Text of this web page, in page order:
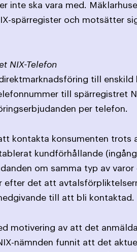
inte ska vara med.
spärregister och motsätter
NIX-Telefon
till enskild
till spärregistret
per telefon.
kontakta konsumenten trots
kundförhållande
om samma typ av
efter det att
till att bli kontaktad.
motivering av att det
nämnden funnit att det